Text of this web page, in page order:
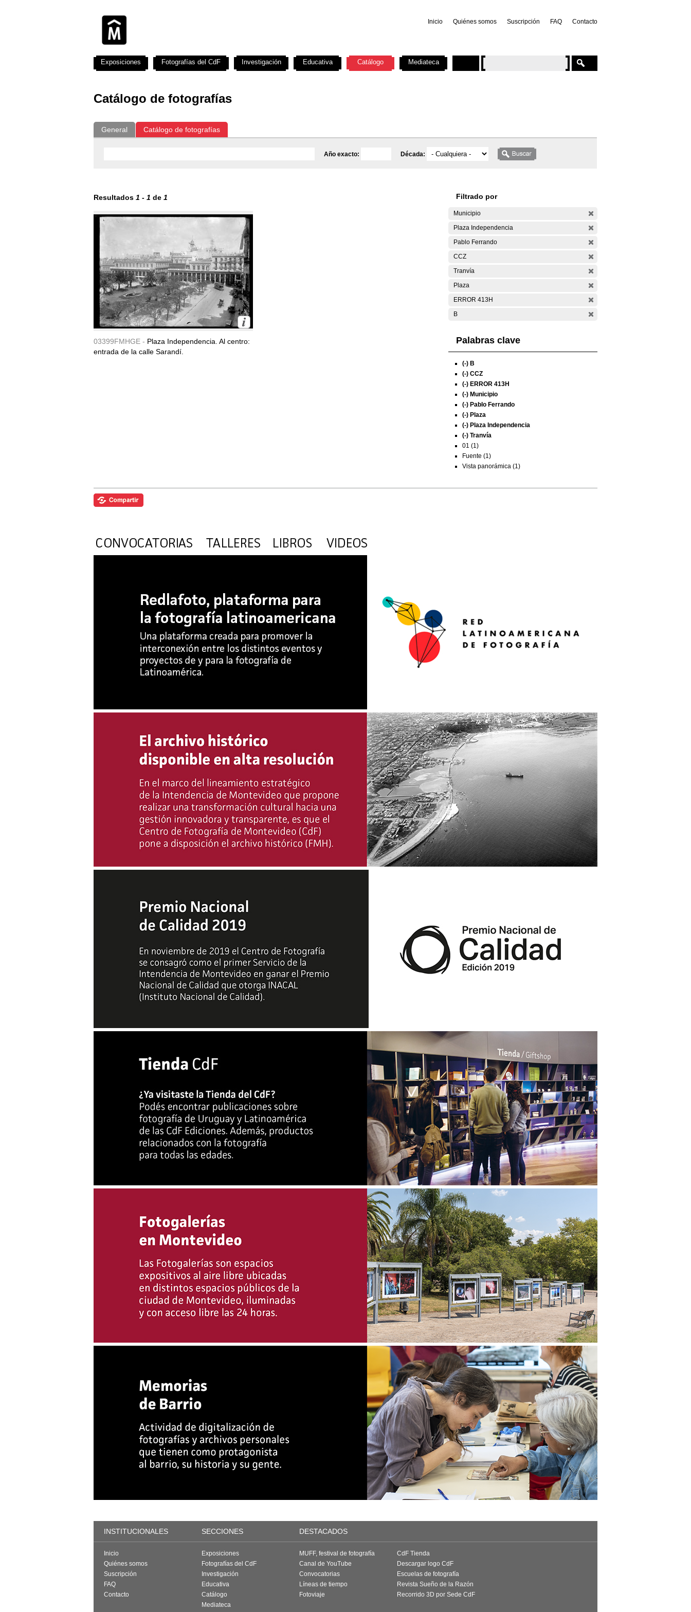
Inicio Quiénes somos Suscripción FAQ Contacto
Catálogo de fotografías
General Catálogo de fotografías
Año exacto: Década:
Resultados 1 - 1 de 1
03399FMHGE - Plaza Independencia. Al centro:
entrada de la calle Sarandí.
Filtrado por
Municipio
Plaza Independencia
Pablo Ferrando
CCZ
Tranvía
Plaza
ERROR 413H
B
Palabras clave
(-) B
(-) CCZ
(-) ERROR 413H
(-) Municipio
(-) Pablo Ferrando
(-) Plaza
(-) Plaza Independencia
(-) Tranvía
01 (1)
Fuente (1)
Vista panorámica (1)
Exposiciones Fotografías del CdF Investigación Educativa Catálogo Mediateca
INSTITUCIONALES SECCIONES DESTACADOS
Inicio
Quiénes somos
Suscripción
FAQ
Contacto
Exposiciones
Fotografías del CdF
Investigación
Educativa
Catálogo
Mediateca
MUFF, festival de fotografía
Canal de YouTube
Convocatorias
Líneas de tiempo
Fotoviaje
CdF Tienda
Descargar logo CdF
Escuelas de fotografía
Revista Sueño de la Razón
Recorrido 3D por Sede CdF